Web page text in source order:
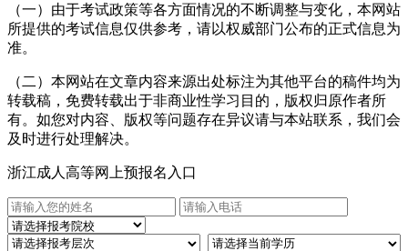
（一）由于考试政策等各方面情况的不断调整与变化，本网站
所提供的考试信息仅供参考，请以权威部门公布的正式信息为
准。
（二）本网站在文章内容来源出处标注为其他平台的稿件均为
转载稿，免费转载出于非商业性学习目的，版权归原作者所
有。如您对内容、版权等问题存在异议请与本站联系，我们会
及时进行处理解决。
浙江成人高等网上预报名入口